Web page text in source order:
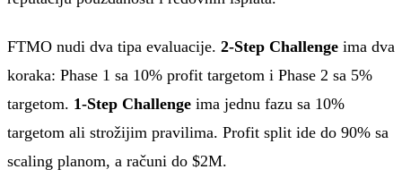
FTMO nudi dva tipa evaluacije. 2-Step Challenge ima dva
koraka: Phase 1 sa 10% profit targetom i Phase 2 sa 5%
targetom. 1-Step Challenge ima jednu fazu sa 10%
targetom ali strožijim pravilima. Profit split ide do 90% sa
scaling planom, a računi do $2M.